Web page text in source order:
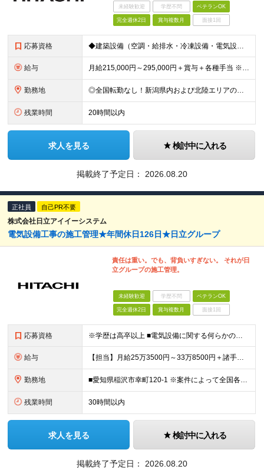
未経験歓迎 学歴不問 ベテランOK
完全週休2日 賞与複数月 面接1回
応募資格 ◆建築設備（空調・給排水・冷凍設備・電気設備等）の施工管理の経験3年以上 ◆高卒以上 ～このような方にオススメです～ ◎元請けとして自分で工程をコントロールしたい方 ◎安定企業に腰を据えて長く働きた
給与 月給215,000円～295,000円＋賞与＋各種手当 ※前職のご経験やスキルを考慮して決定いたします ※残業代は全額支給いたします ※試用期間3ヶ月（期間中は有給休暇の取得のみ対象外となります）
勤務地 ◎全国転勤なし！新潟県内および北陸エリアのみ 以下の支店および 新潟県内エリアの施工現場での勤務がメインとなります。 ◆本社：新潟県新潟市東区竹尾卸新町752番地10 ◆上越支店：新潟県上越市新光
残業時間 20時間以内
求人を見る 検討中に入れる
掲載終了予定日： 2026.08.20
正社員 自己PR不要
株式会社日立アイイーシステム
電気設備工事の施工管理★年間休日126日★日立グループ
責任は重い。でも、背負いすぎない。 それが日
立グループの施工管理。
未経験歓迎 学歴不問 ベテランOK
完全週休2日 賞与複数月 面接1回
応募資格 ※学歴は高卒以上 ■電気設備に関する何らかの業務経験（※経験不問） 下記の経験をお持ちの方は【主任】での採用が可能です。 ■電気工事に関する施工管理の経験（分野不問）
給与 【担当】月給25万3500円～33万8500円＋諸手当＋賞与 【主任】月給29万7500円～39万5000円＋諸手当＋賞与 ※経験や能力を充分に考慮したうえで加給優遇します。 ※残業代は全額別途支給
勤務地 ■愛知県稲沢市幸町120-1 ※案件によって全国各地（西日本エリア中心）への出張が発生します。出張期間は案件により異なりますが、部内での相談・調整のうえご対応いただきます。 ※出社を基本としていま
残業時間 30時間以内
求人を見る 検討中に入れる
掲載終了予定日： 2026.08.20